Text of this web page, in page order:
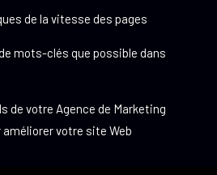
de la vitesse des pages
mots-clés que possible dans
de votre Agence de Marketing
améliorer votre site Web